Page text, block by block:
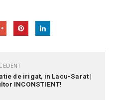
de irigat, in Lacu-Sarat |
INCONSTIENT!